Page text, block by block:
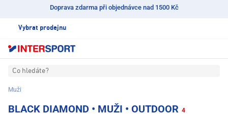
Doprava zdarma při objednávce nad 1500 Kč
Vybrat prodejnu
Co hledáte?
Muži
BLACK DIAMOND • MUŽI • OUTDOOR 4